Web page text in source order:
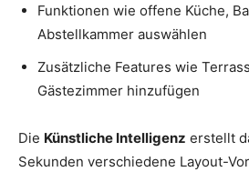
Funktionen wie offene Küche,
Abstellkammer auswählen
Zusätzliche Features wie
Gästezimmer hinzufügen
Die Künstliche Intelligenz erstellt
Sekunden verschiedene Layout-